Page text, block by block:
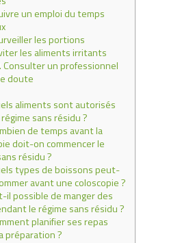
un emploi du temps
les portions
les aliments irritants
Consulter un professionnel
doute
aliments sont autorisés
sans résidu ?
de temps avant la
doit-on commencer le
résidu ?
types de boissons peut-
avant une coloscopie ?
il possible de manger des
le régime sans résidu ?
planifier ses repas
préparation ?